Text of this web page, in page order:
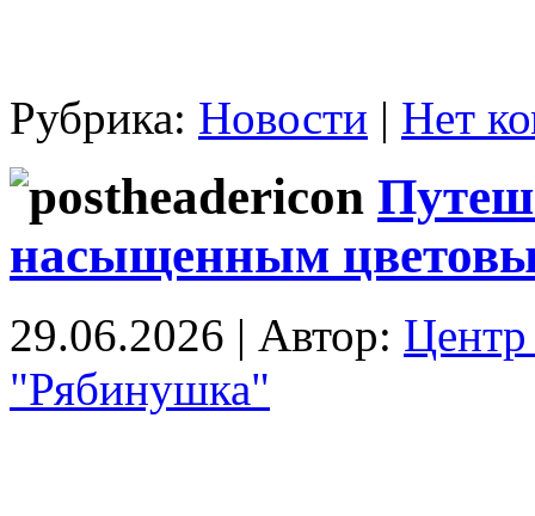
Рубрика: Новости | Нет
насыщенным
29.06.2026 | Автор: Центр
"Рябинушка"